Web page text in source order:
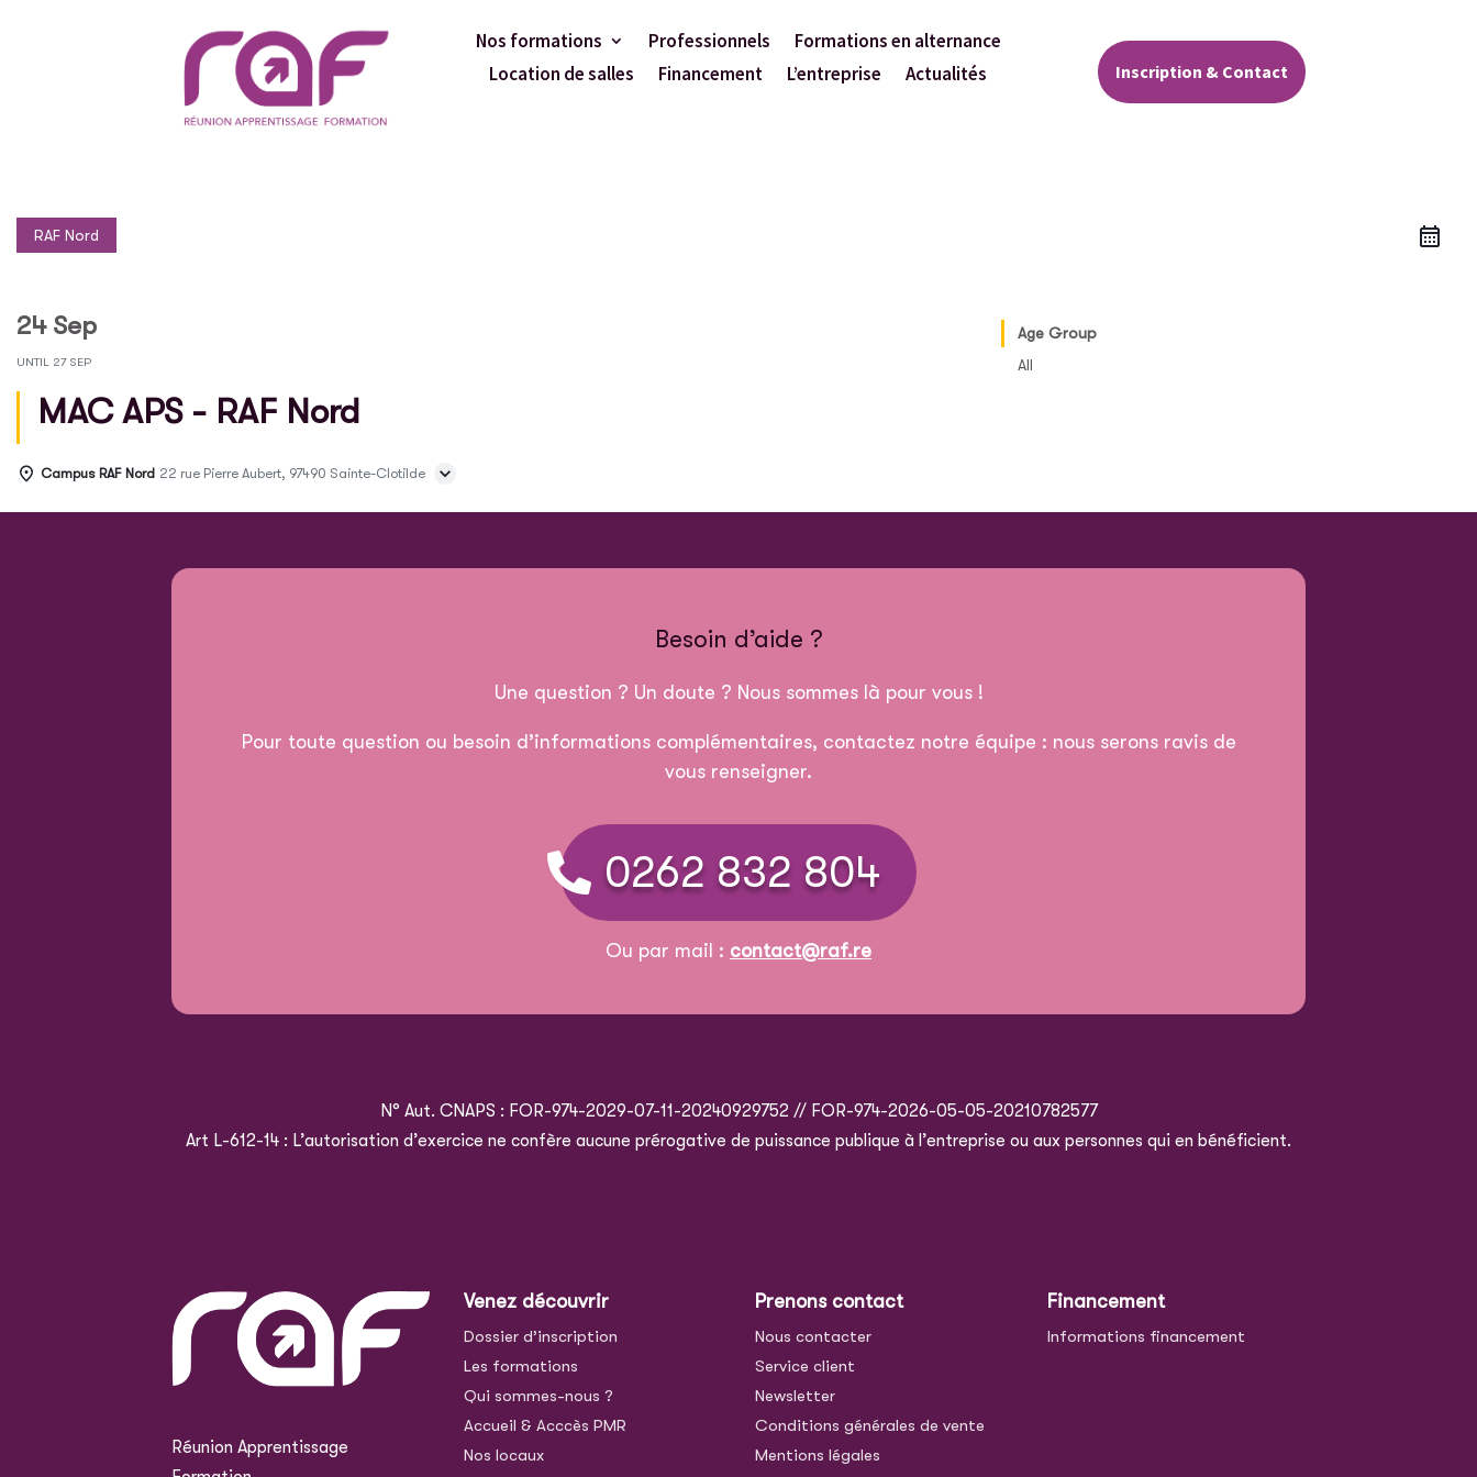
Nos formations Professionnels
Formations en alternance
Location de salles
Financement L’entreprise Actualités Inscription & Contact
RAF Nord
24 Sep
UNTIL 27 SEP
MAC APS - RAF Nord
Campus RAF Nord 22 rue Pierre Aubert, 97490 Sainte-Clotilde
Age Group
All
Besoin d’aide ?
Une question ? Un doute ? Nous sommes là pour vous !
Pour toute question ou besoin d’informations complémentaires, contactez notre équipe : nous serons ravis de
vous renseigner.
0262 832 804
Ou par mail : contact@raf.re
N° Aut. CNAPS : FOR-974-2029-07-11-20240929752 // FOR-974-2026-05-05-20210782577
Art L-612-14 : L’autorisation d’exercice ne confère aucune prérogative de puissance publique à l’entreprise ou aux personnes qui en bénéficient.
Réunion Apprentissage
Venez découvrir
Dossier d’inscription
Les formations
Qui sommes-nous ?
Accueil & Acccès PMR
Nos locaux
Prenons contact
Nous contacter
Service client
Newsletter
Conditions générales de vente
Mentions légales
Financement
Informations financement